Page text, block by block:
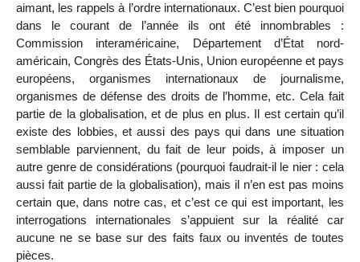
aimant, les rappels à l’ordre internationaux. C’est bien pourquoi
dans le courant de l’année ils ont été innombrables :
Commission interaméricaine, Département d’État nord-
américain, Congrès des États-Unis, Union européenne et pays
européens, organismes internationaux de journalisme,
organismes de défense des droits de l’homme, etc. Cela fait
partie de la globalisation, et de plus en plus. Il est certain qu’il
existe des lobbies, et aussi des pays qui dans une situation
semblable parviennent, du fait de leur poids, à imposer un
autre genre de considérations (pourquoi faudrait-il le nier : cela
aussi fait partie de la globalisation), mais il n’en est pas moins
certain que, dans notre cas, et c’est ce qui est important, les
interrogations internationales s’appuient sur la réalité car
aucune ne se base sur des faits faux ou inventés de toutes
pièces.